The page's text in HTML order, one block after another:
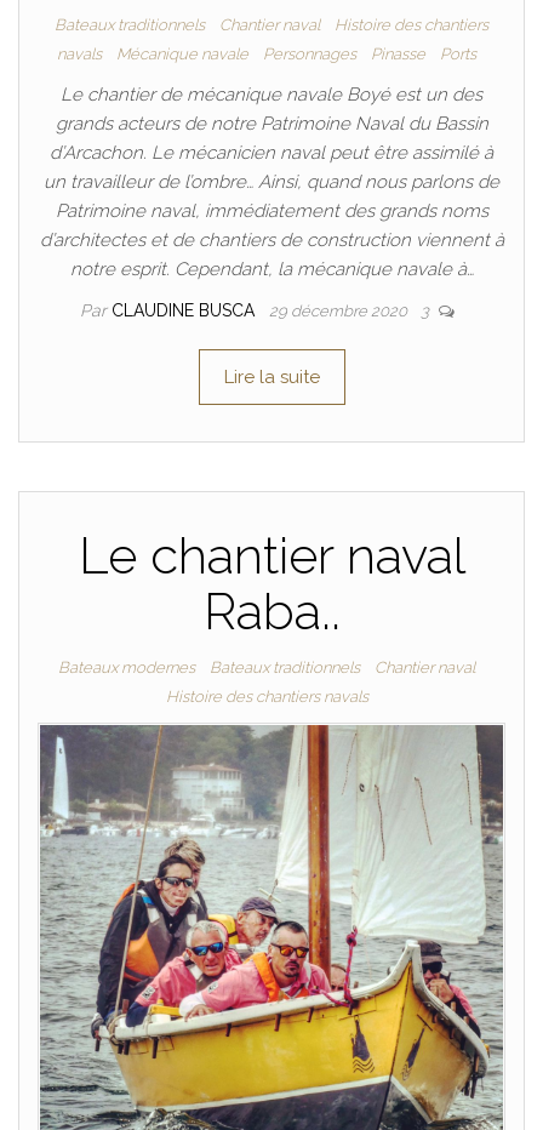
Bateaux traditionnels Chantier naval
Histoire des chantiers
navals
Mécanique navale Personnages Pinasse Ports
Le chantier de mécanique navale Boyé est un des
grands acteurs de notre Patrimoine Naval du Bassin
d’Arcachon. Le mécanicien naval peut être assimilé à
un travailleur de l’ombre… Ainsi, quand nous parlons de
Patrimoine naval, immédiatement des grands noms
d’architectes et de chantiers de construction viennent à
notre esprit. Cependant, la mécanique navale à…
Par CLAUDINE BUSCA 29 décembre 2020 3
Lire la suite
Le chantier naval
Raba..
Bateaux modernes Bateaux traditionnels
Chantier naval
Histoire des chantiers navals